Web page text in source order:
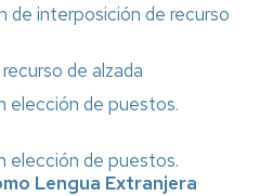
de interposición de recurso
de alzada
elección de puestos.
elección de puestos.
Lengua Extranjera